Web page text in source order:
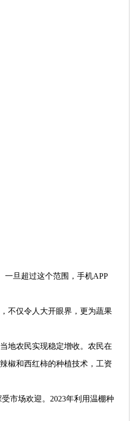
旦超过这个范围，手机APP
不仅令人大开眼界，更为蔬果
地农民实现稳定增收。农民在
椒和西红柿的种植技术，工资
市场欢迎。2023年利用温棚种